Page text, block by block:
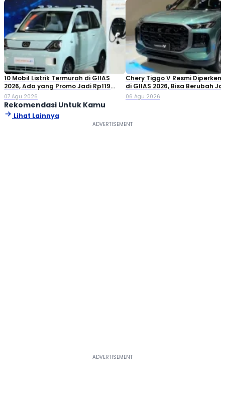
10 Mobil Listrik Termurah di GIIAS
2026, Ada yang Promo Jadi Rp119
Jutaan!
07 Agu 2026
Chery Tiggo V Resmi
di GIIAS 2026, Bisa Berubah
Double Cabin
06 Agu 2026
Rekomendasi Untuk Kamu
Lihat Lainnya